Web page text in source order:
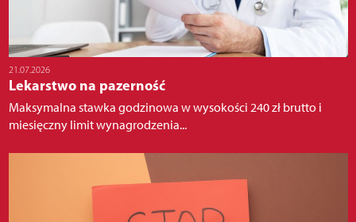
21.07.2026
Lekarstwo na pazerność
Maksymalna stawka godzinowa w wysokości 240 zł brutto i
miesięczny limit wynagrodzenia...